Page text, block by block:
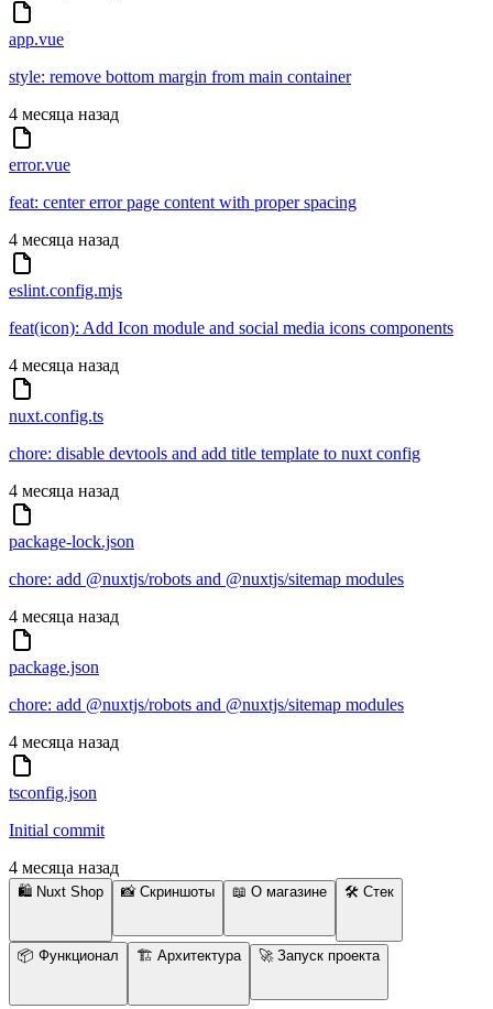
app.vue
style: remove bottom margin from main container
4 месяца назад
error.vue
feat: center error page content with proper spacing
4 месяца назад
eslint.config.mjs
feat(icon): Add Icon module and social media icons components
4 месяца назад
nuxt.config.ts
chore: disable devtools and add title template to nuxt config
4 месяца назад
package-lock.json
chore: add @nuxtjs/robots and @nuxtjs/sitemap modules
4 месяца назад
package.json
chore: add @nuxtjs/robots and @nuxtjs/sitemap modules
4 месяца назад
tsconfig.json
Initial commit
4 месяца назад
🛍️ Nuxt Shop 📸 Скриншоты 📖 О магазине 🛠 Стек
📦 Функционал 🏗 Архитектура 🚀 Запуск проекта